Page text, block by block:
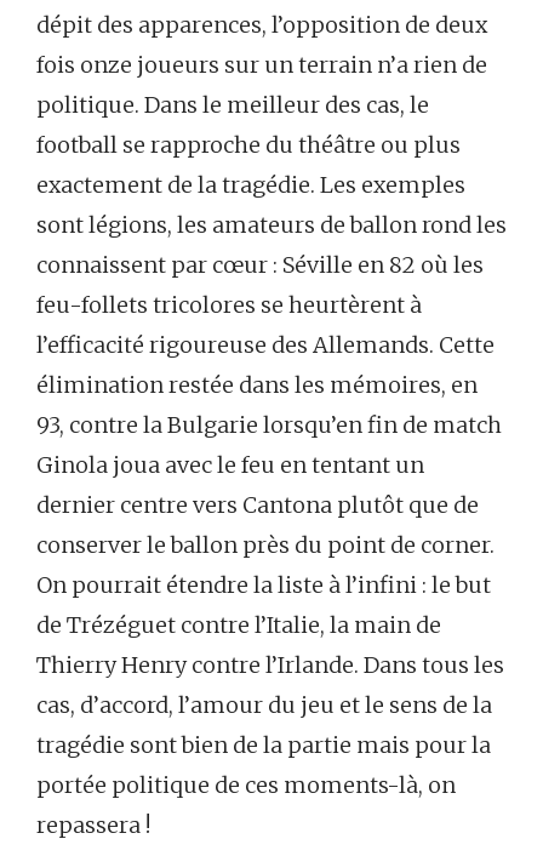
dépit des apparences, l’opposition de deux
fois onze joueurs sur un terrain n’a rien de
politique. Dans le meilleur des cas, le
football se rapproche du théâtre ou plus
exactement de la tragédie. Les exemples
sont légions, les amateurs de ballon rond les
connaissent par cœur : Séville en 82 où les
feu-follets tricolores se heurtèrent à
l’efficacité rigoureuse des Allemands. Cette
élimination restée dans les mémoires, en
93, contre la Bulgarie lorsqu’en fin de match
Ginola joua avec le feu en tentant un
dernier centre vers Cantona plutôt que de
conserver le ballon près du point de corner.
On pourrait étendre la liste à l’infini : le but
de Trézéguet contre l’Italie, la main de
Thierry Henry contre l’Irlande. Dans tous les
cas, d’accord, l’amour du jeu et le sens de la
tragédie sont bien de la partie mais pour la
portée politique de ces moments-là, on
repassera !